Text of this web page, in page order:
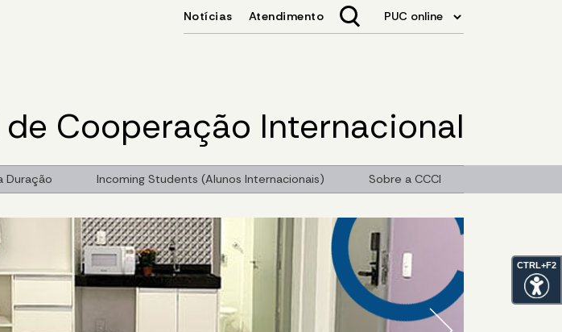
CTRL+F2
Cooperação Internacional
Duração Incoming Students (Alunos Internacionais) Sobre a CCCI